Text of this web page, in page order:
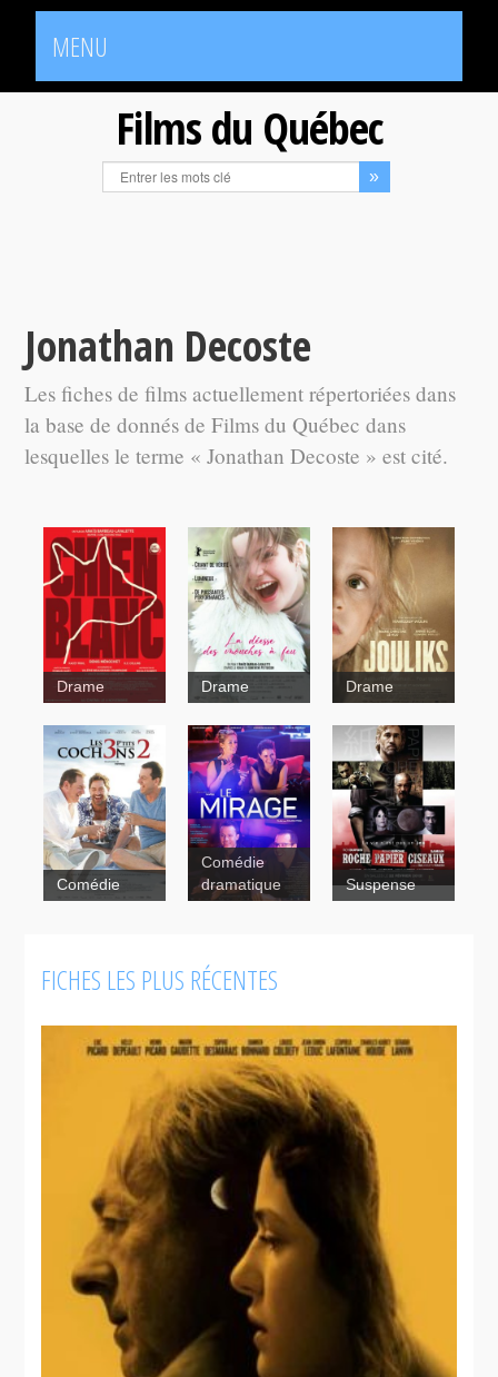
MENU
Films du Québec
Jonathan Decoste
Les fiches de films actuellement répertoriées dans
la base de donnés de Films du Québec dans
lesquelles le terme « Jonathan Decoste » est cité.
La
déesse des
mouches à
Drame Drame Drame
Comédie
Le
mirage
Comédie
dramatique
Suspense
FICHES LES PLUS RÉCENTES